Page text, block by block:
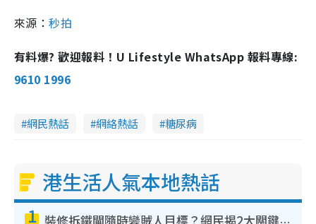
來源：秒拍
有料爆? 歡迎報料！U Lifestyle WhatsApp 報料專線:
9610 1996
網民熱話 網絡熱話 糖尿病
港生活人氣本地熱話
1